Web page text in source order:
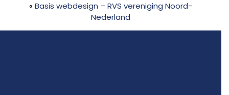
« Basis webdesign – RVS vereniging Noord-
Nederland